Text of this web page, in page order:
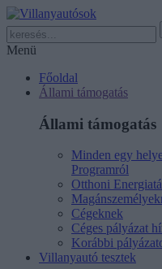
Menü
Főoldal
Állami támogatás
Állami támogatás
Minden egy
Programról
Otthoni
Cégeknek
Céges pályázat
Korábbi
Villanyautó tesztek